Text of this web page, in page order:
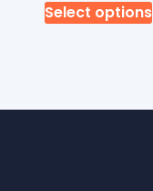
Select options